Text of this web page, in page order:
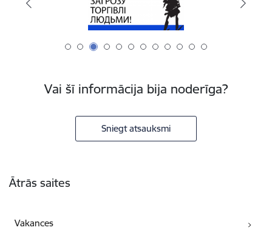
Vai šī informācija bija noderīga?
Sniegt atsauksmi
Ātrās saites
Vakances